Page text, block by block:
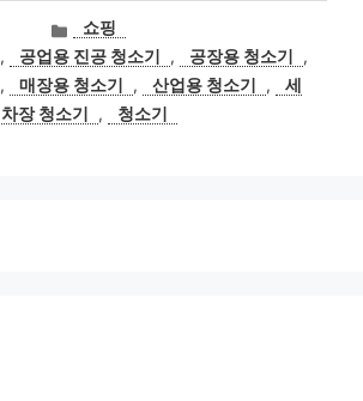
카
테
고
리
쇼핑
, 공업용 진공 청소기 , 공장용 청소기
,
, 매장용 청소기 , 산업용 청소기 ,
세
차장 청소기
, 청소기